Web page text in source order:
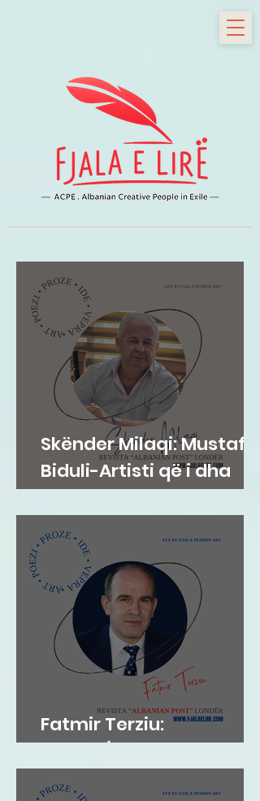
Skënder Milaqi: Mustafa
Biduli-Artisti që i dha
drurit shpirt.
Fatmir Terziu:
Poiesis/Polemos